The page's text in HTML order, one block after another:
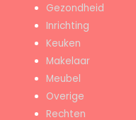
Gezondheid
Inrichting
Keuken
Makelaar
Meubel
Overige
Rechten